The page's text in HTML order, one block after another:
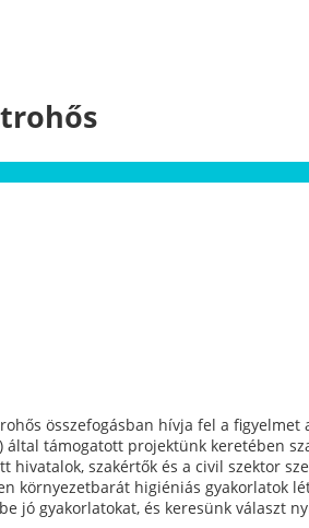
összefogásban hívja fel a
által támogatott projektünk keretében
hivatalok, szakértők és a civil szektor
környezetbarát higiéniás gyakorlatok
jó gyakorlatokat, és keresünk választ